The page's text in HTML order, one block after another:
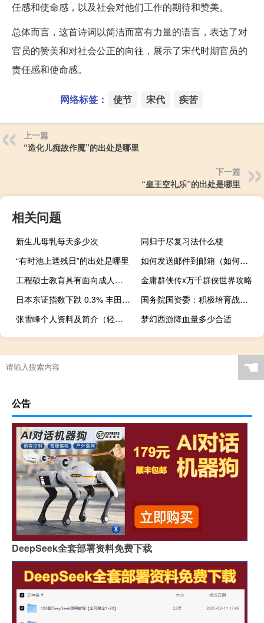
任感和使命感，以及社会对他们工作的期待和赞美。
总体而言，这首诗词以简洁而富有力量的语言，表达了对
官员的赞美和对社会公正的向往，展示了宋代时期官员的
责任感和使命感。
网络标签： 使节 宋代 疾苦
上一篇
“造化儿痴故作魔”的出处是哪里
下一篇
“皇王空礼乐”的出处是哪里
相关问题
新生儿母乳每天多少次
同归于尽复习法什么梗
“有时池上遮残日”的出处是哪里
如何发送邮件到邮箱（如何发送邮件）
工程硕士教育具有面向成人开展的一种教育的属性分析
金庸群侠传x万千群侠世界攻略
日本东证指数下跌 0.3% 丰田领跌
国务院国资委：积极培育战略性新兴产业 加快形成新质生产力
张雪峰个人资料及简介（轻歌传奇简介）
梦幻西游降血量多少合适
☚
公告
DeepSeek全套部署资料免费下载